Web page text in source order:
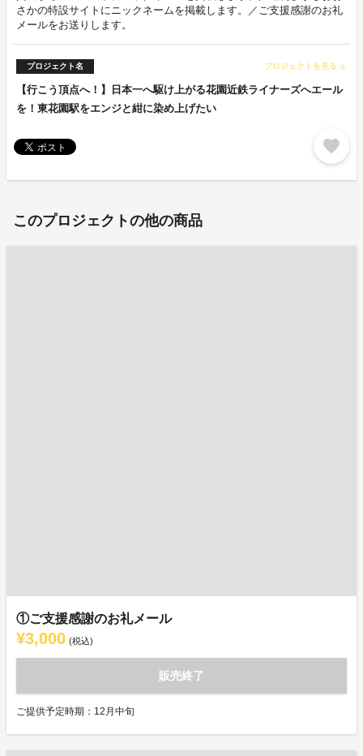
さかの特設サイトにニックネームを掲載します。／ご支援感謝のお礼
メールをお送りします。
プロジェクト名 プロジェクトを見る arrow_forward
【行こう頂点へ！】日本一へ駆け上がる花園近鉄ライナーズへエール
を！東花園駅をエンジと紺に染め上げたい
favorite
このプロジェクトの他の商品
①ご支援感謝のお礼メール
¥3,000 (税込)
販売終了
ご提供予定時期：12月中旬